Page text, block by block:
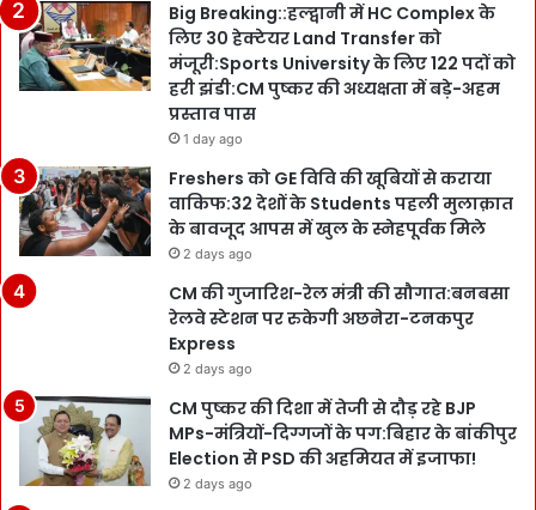
Big Breaking::हल्द्वानी में HC Complex के
लिए 30 हेक्टेयर Land Transfer को
मंजूरी:Sports University के लिए 122 पदों को
हरी झंडी:CM पुष्कर की अध्यक्षता में बड़े-अहम
प्रस्ताव पास
1 day ago
Freshers को GE विवि की खूबियों से कराया
वाकिफ:32 देशों के Students पहली मुलाक़ात
के बावजूद आपस में खुल के स्नेहपूर्वक मिले
2 days ago
CM की गुजारिश-रेल मंत्री की सौगात:बनबसा
रेलवे स्टेशन पर रुकेगी अछनेरा-टनकपुर
Express
2 days ago
CM पुष्कर की दिशा में तेजी से दौड़ रहे BJP
MPs-मंत्रियों-दिग्गजों के पग:बिहार के बांकीपुर
Election से PSD की अहमियत में इजाफा!
2 days ago